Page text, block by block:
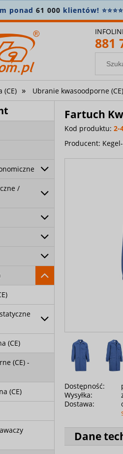
881
(CE) » Ubranie kwasoodporne
/
(CE)
(CE) -
(CE)
Fartuch
Kod produktu: 2-
Producent:
Dostępność:
Wysyłka:
Dostawa:
Dane